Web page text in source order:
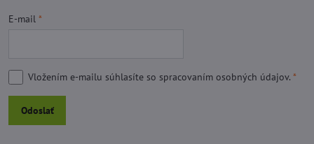
E-mail *
Vložením e-mailu súhlasíte so spracovaním osobných údajov. *
Odoslať